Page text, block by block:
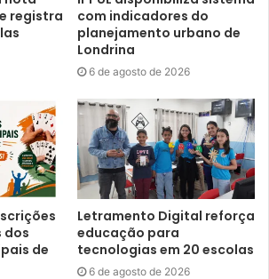
programação de atividades por meio
de Trânsito e Urbanização
Desenvolvimento de Londrina (Codel)
de Educação (SME) e de Cultura
sob supervisão dos jornalistas do
da Prefeitura de Londrina.
registra
com indicadores do
planejamento urbano de
Londrina
6 de agosto de 2026
dos
de
Letramento Digital reforça
educação para
tecnologias em 20 escolas
6 de agosto de 2026